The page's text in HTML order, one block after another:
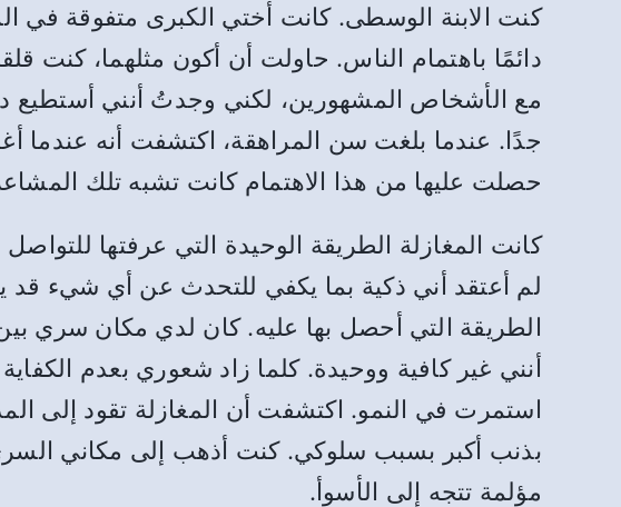
كنت الابنة الوسطى. كانت أختي الكبرى متفوقة في
دائمًا باهتمام الناس. حاولت أن أكون مثلهما، كنت
مع الأشخاص المشهورين، لكني وجدتُ أنني أستطيع
جدًا. عندما بلغت سن المراهقة، اكتشفت أنه عندما
حصلت عليها من هذا الاهتمام كانت تشبه تلك
كانت المغازلة الطريقة الوحيدة التي عرفتها
لم أعتقد أني ذكية بما يكفي للتحدث عن أي شيء قد
الطريقة التي أحصل بها عليه. كان لدي مكان سري
أنني غير كافية ووحيدة. كلما زاد شعوري بعدم
استمرت في النمو. اكتشفت أن المغازلة تقود إلى
بذنب أكبر بسبب سلوكي. كنت أذهب إلى مكاني
مؤلمة تتجه إلى الأسوأ.